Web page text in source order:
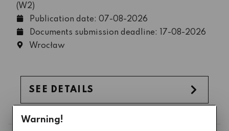
(W2)
Publication date: 07-08-2026
Documents submission deadline: 17-08-2026
Wrocław
SEE DETAILS
Warning!